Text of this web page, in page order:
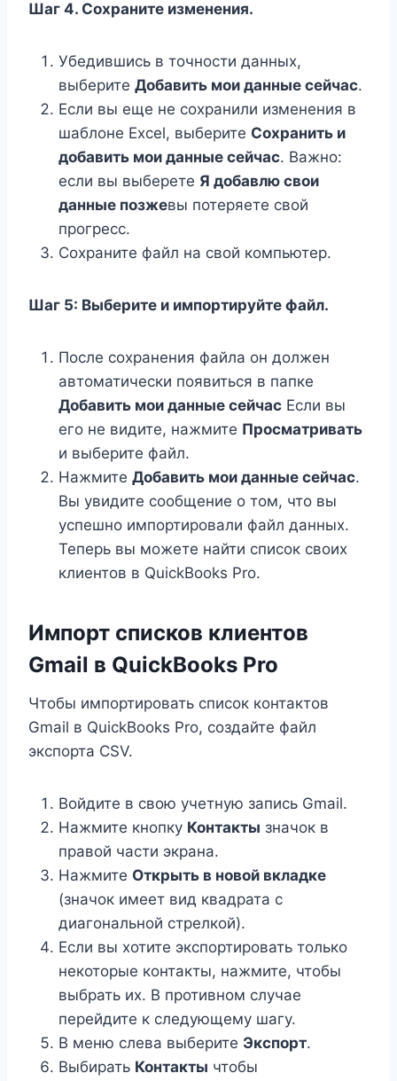
Шаг 4. Сохраните изменения.
Убедившись в точности данных,
выберите Добавить мои данные сейчас.
Если вы еще не сохранили изменения в
шаблоне Excel, выберите Сохранить и
добавить мои данные сейчас. Важно:
если вы выберете Я добавлю свои
данные позжевы потеряете свой
прогресс.
Сохраните файл на свой компьютер.
Шаг 5: Выберите и импортируйте файл.
После сохранения файла он должен
автоматически появиться в папке
Добавить мои данные сейчас Если вы
его не видите, нажмите Просматривать
и выберите файл.
Нажмите Добавить мои данные сейчас.
Вы увидите сообщение о том, что вы
успешно импортировали файл данных.
Теперь вы можете найти список своих
клиентов в QuickBooks Pro.
Импорт списков клиентов
Gmail в QuickBooks Pro
Чтобы импортировать список контактов
Gmail в QuickBooks Pro, создайте файл
экспорта CSV.
Войдите в свою учетную запись Gmail.
Нажмите кнопку Контакты значок в
правой части экрана.
Нажмите Открыть в новой вкладке
(значок имеет вид квадрата с
диагональной стрелкой).
Если вы хотите экспортировать только
некоторые контакты, нажмите, чтобы
выбрать их. В противном случае
перейдите к следующему шагу.
В меню слева выберите Экспорт.
Выбирать Контакты чтобы